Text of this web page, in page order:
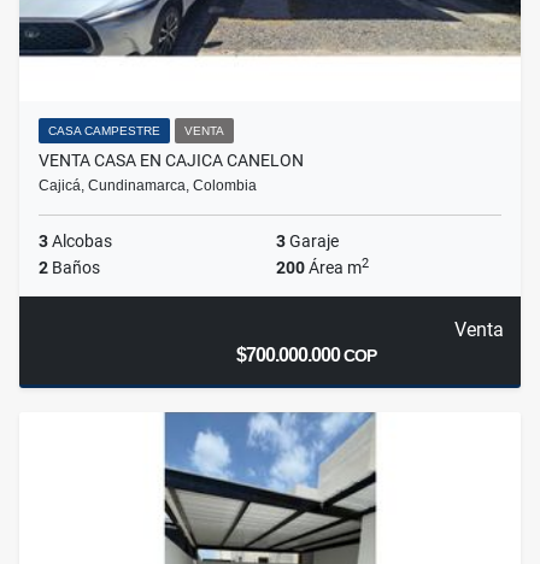
CASA CAMPESTRE VENTA
VENTA CASA EN CAJICA CANELON
Cajicá, Cundinamarca, Colombia
3Alcobas 3Garaje
2 Baños 200Área m2
Venta
$700.000.000COP